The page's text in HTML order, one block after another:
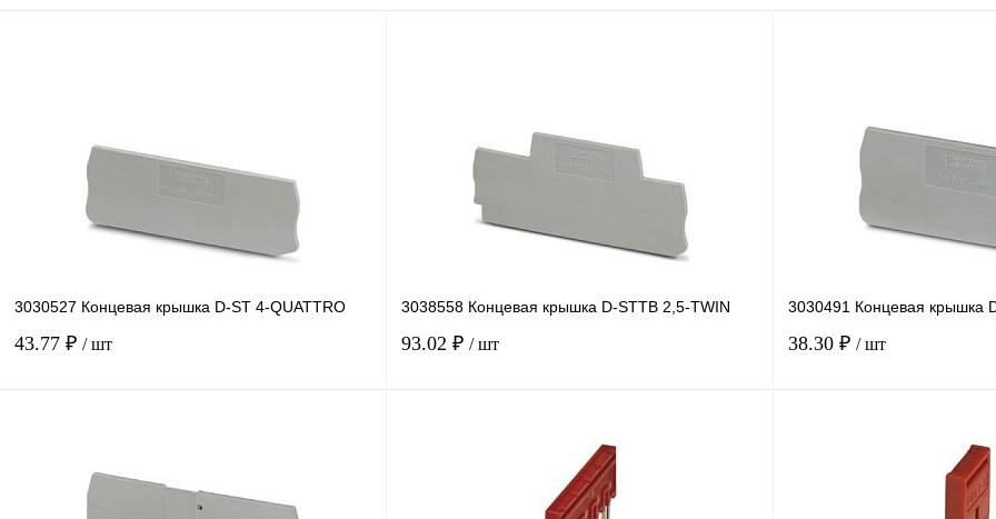
3030527 Концевая крышка D-ST 4-QUATTRO
43.77 ₽ / шт
Купить в 1 клик Сравнение
3038558 Концевая крышка D-STTB 2,5-TWIN
93.02 ₽ / шт
Сравнение
3030491 Концевая крышка
38.30 ₽ / шт